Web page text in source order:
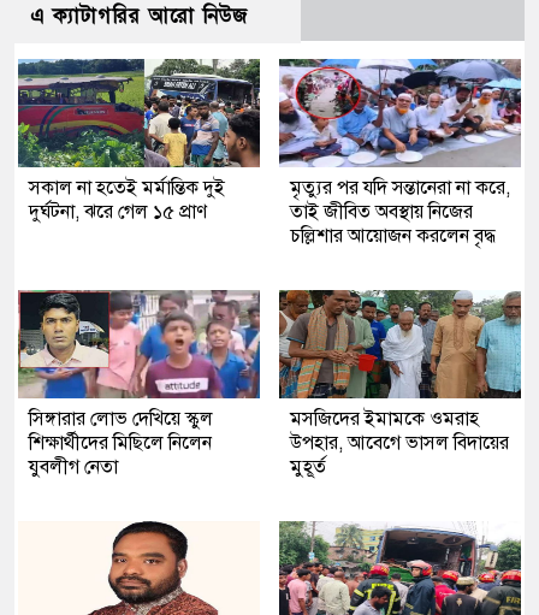
এ ক্যাটাগরির আরো নিউজ
সকাল না হতেই মর্মান্তিক দুই
দুর্ঘটনা, ঝরে গেল ১৫ প্রাণ
মৃত্যুর পর যদি সন্তানেরা না করে,
তাই জীবিত অবস্থায় নিজের
চল্লিশার আয়োজন করলেন বৃদ্ধ
সিঙ্গারার লোভ দেখিয়ে স্কুল
শিক্ষার্থীদের মিছিলে নিলেন
যুবলীগ নেতা
মসজিদের ইমামকে ওমরাহ
উপহার, আবেগে ভাসল বিদায়ের
মুহূর্ত